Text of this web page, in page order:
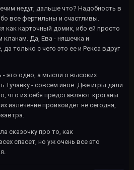
недуг, дальше что? Надобность в
все фертильны и счастливы.
как карточный домик, ибо ей просто
кланам. Да, Ева - няшечка и
только с чего это ее и Рекса вдруг
это одно, а мысли о высоких
Тучанку - совсем иное. Две игры дали
что из себя представляют кроганы.
излечение произойдет не сегодня,
сказочку про то, как
спасет, но уж очень все это